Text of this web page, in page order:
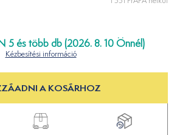
5 és több db (2026. 8. 10 Önnél)
Kézbesítési információ
A KOSÁRHOZ